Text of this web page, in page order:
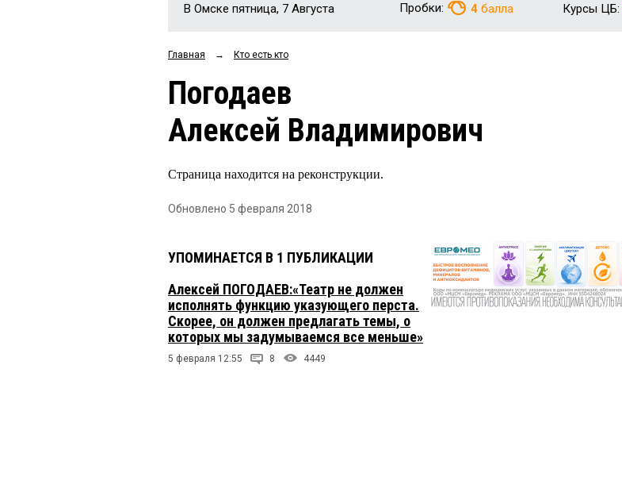
В Омске пятница, 7 Августа Пробки: 4 балла Курсы ЦБ:
Главная → Кто есть кто
Погодаев
Алексей Владимирович
Страница находится на реконструкции.
Обновлено 5 февраля 2018
УПОМИНАЕТСЯ В 1 ПУБЛИКАЦИИ
Алексей ПОГОДАЕВ:«Театр не должен
исполнять функцию указующего перста.
Скорее, он должен предлагать темы, о
которых мы задумываемся все меньше»
5 февраля 12:55 8 4449